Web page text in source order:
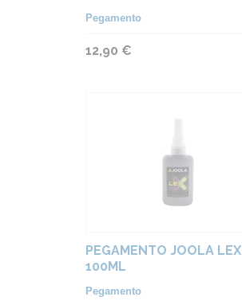
Pegamento
12,90 €
PEGAMENTO JOOLA LEX
100ML
Pegamento